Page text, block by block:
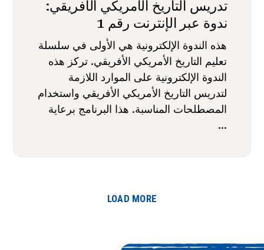
تدريس التاريخ الأمريكي الأفريقي:
ندوة عبر الإنترنت رقم 1
هذه الندوة الإلكترونية هي الأولى في سلسلة
تعليم التاريخ الأمريكي الأفريقي. تركز هذه
الندوة الإلكترونية على الموارد اللازمة
لتدريس التاريخ الأمريكي الأفريقي واستخدام
المصطلحات المناسبة. هذا البرنامج برعاية
...
LOAD MORE